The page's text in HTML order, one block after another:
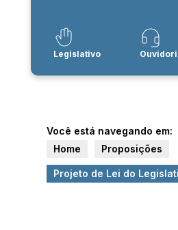
Legislativo
Você está navegando em:
Home
Proposições
Projeto de Lei do